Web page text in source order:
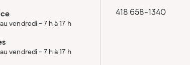
vendredi - 7 h à 17 h
vendredi - 7 h à 17 h
418 658-1340